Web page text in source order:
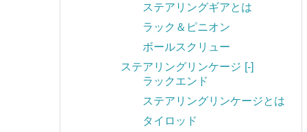
ステアリングギアとは
ラック＆ピニオン
ボールスクリュー
ステアリングリンケージ [-]
ラックエンド
ステアリングリンケージとは
タイロッド